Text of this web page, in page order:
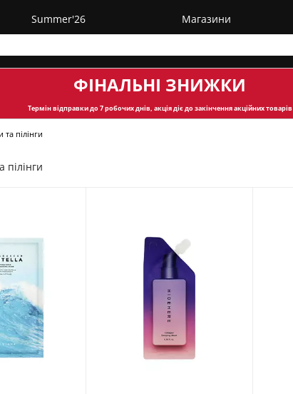
Summer'26 Магазини
ФІНАЛЬНІ ЗНИЖКИ
Термін відправкидо 7 робочих днів, акція діє до закінчення акційних товарів
пілінги
пілінги